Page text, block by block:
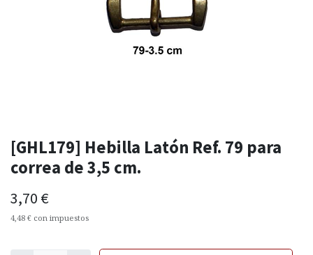
[GHL179] Hebilla Latón Ref. 79 para
correa de 3,5 cm.
3,70 €
4,48 € con impuestos